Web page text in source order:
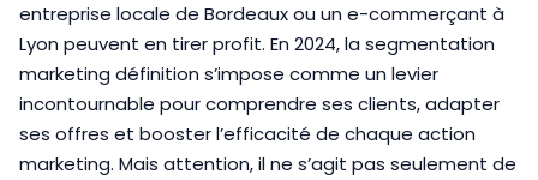
entreprise locale de Bordeaux ou un e-commerçant à
Lyon peuvent en tirer profit. En 2024, la segmentation
marketing définition s’impose comme un levier
incontournable pour comprendre ses clients, adapter
ses offres et booster l’efficacité de chaque action
marketing. Mais attention, il ne s’agit pas seulement de